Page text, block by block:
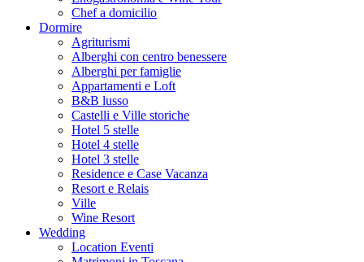
Chef a domicilio
Dormire
Agriturismi
Alberghi con centro benessere
Alberghi per famiglie
Appartamenti e Loft
B&B lusso
Castelli e Ville storiche
Hotel 5 stelle
Hotel 4 stelle
Hotel 3 stelle
Residence e Case Vacanza
Resort e Relais
Ville
Wine Resort
Wedding
Location Eventi